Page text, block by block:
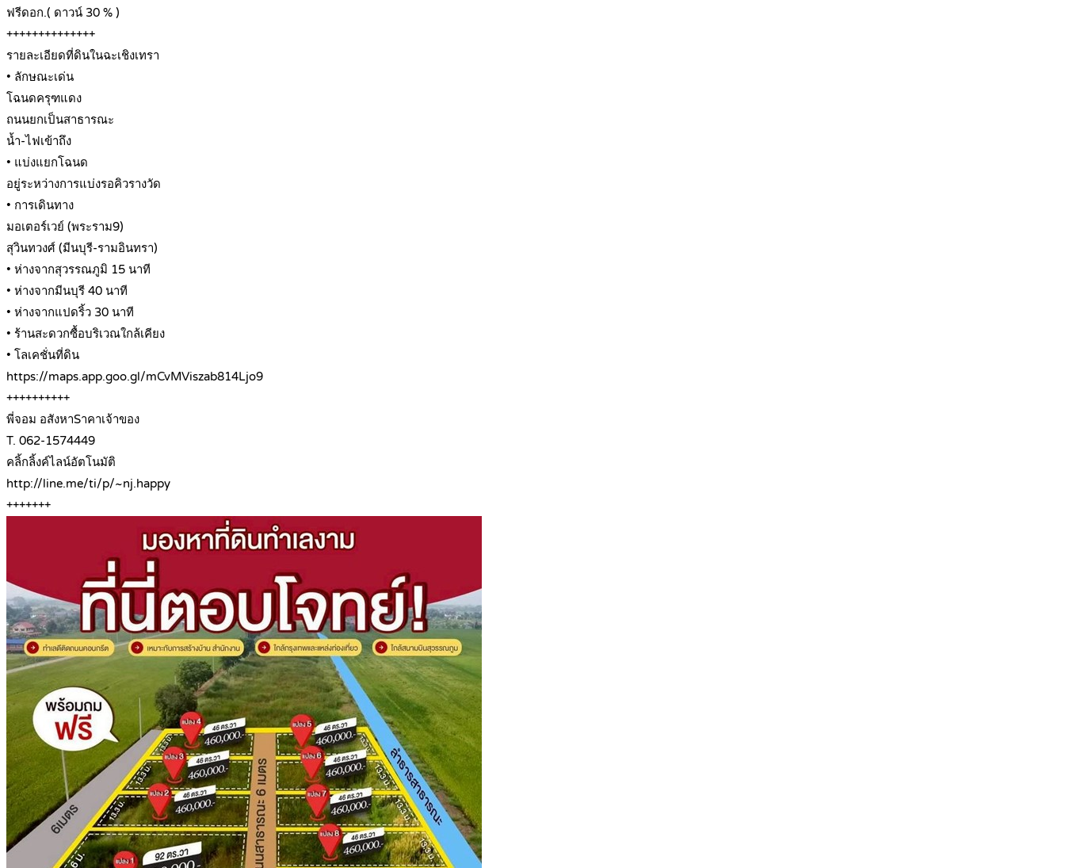
ฟรีดอก.( ดาวน์ 30 % )
++++++++++++++
รายละเอียดที่ดินในฉะเชิงเทรา
• ลักษณะเด่น
โฉนดครุฑแดง
ถนนยกเป็นสาธารณะ
น้ำ-ไฟเข้าถึง
• แบ่งแยกโฉนด
อยู่ระหว่างการแบ่งรอคิวรางวัด
• การเดินทาง
มอเตอร์เวย์ (พระราม9)
สุวินทวงศ์ (มีนบุรี-รามอินทรา)
• ห่างจากสุวรรณภูมิ 15 นาที
• ห่างจากมีนบุรี 40 นาที
• ห่างจากแปดริ้ว 30 นาที
• ร้านสะดวกซื้อบริเวณใกล้เคียง
• โลเคชั่นที่ดิน
https://maps.app.goo.gl/mCvMViszab814Ljo9
++++++++++
พี่จอม อสังหาSาคาเจ้าของ
T. 062-1574449
คลิ้กลิ้งค์ไลน์อัตโนมัติ
http://line.me/ti/p/~nj.happy
+++++++